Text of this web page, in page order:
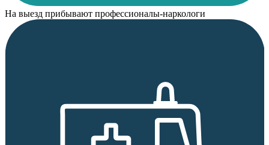
На выезд прибывают профессионалы-наркологи